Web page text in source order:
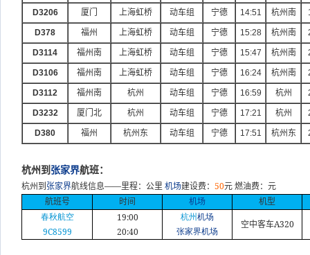
D3206 厦门 上海虹桥 动车组 宁德 14:51 杭州南
D378 福州 上海虹桥 动车组 宁德 15:28 杭州南
D3114 福州南 上海虹桥 动车组 宁德 15:47 杭州南
D3106 福州南 上海虹桥 动车组 宁德 16:24 杭州南
D3112 福州南 杭州 动车组 宁德 16:59 杭州
D3232 厦门北 杭州 动车组 宁德 17:21 杭州
D380 福州 杭州东 动车组 宁德 17:51 杭州东
杭州到 张家界航班：
杭州到 张家界航线信息——里程：公里 机场建设费： 50元 燃油费：元
航班号
时间 机场
机型
春秋航空
9C8599
19:00
20:40
杭州机场
张家界机场
空中客车A320